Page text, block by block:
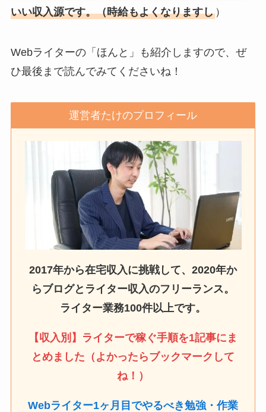
いい収入源です。（時給もよくなりますし）
Webライターの「ほんと」も紹介しますので、ぜ
ひ最後まで読んでみてくださいね！
運営者たけのプロフィール
2017年から在宅収入に挑戦して、2020年か
らブログとライター収入のフリーランス。
ライター業務100件以上です。
【収入別】ライターで稼ぐ手順を1記事にま
とめました（よかったらブックマークして
ね！）
Webライター1ヶ月目でやるべき勉強・作業